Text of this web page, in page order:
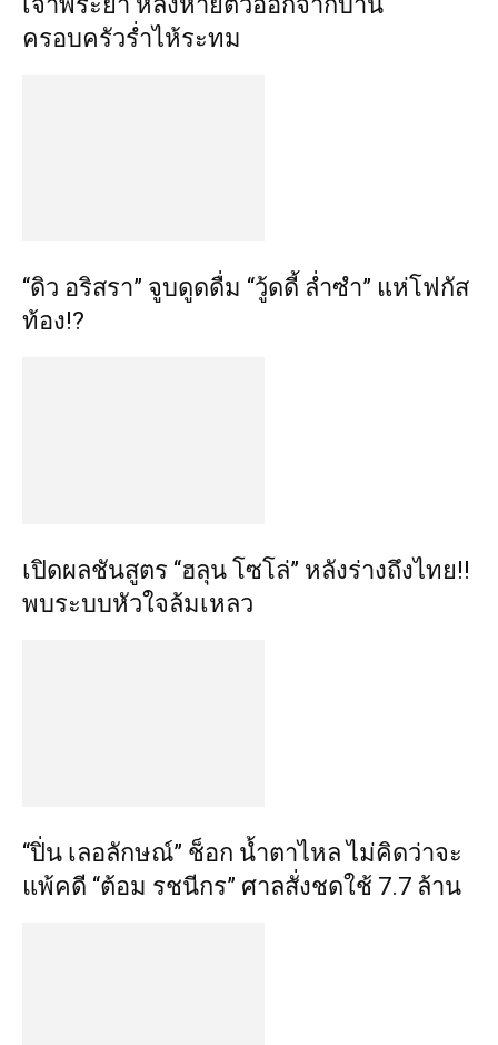
ครอบครัวร่ำไห้ระทม
“ดิว อริสรา” จูบดูดดื่ม “วู้ดดี้ ล่ำซำ” แห่โฟกัส
ท้อง!?
เปิดผลชันสูตร “ฮลุน โซโล่” หลังร่างถึงไทย!!
พบระบบหัวใจล้มเหลว
“ปิ่น เลอลักษณ์” ช็อก น้ำตาไหล ไม่คิดว่าจะ
แพ้คดี “ต้อม รชนีกร” ศาลสั่งชดใช้ 7.7 ล้าน